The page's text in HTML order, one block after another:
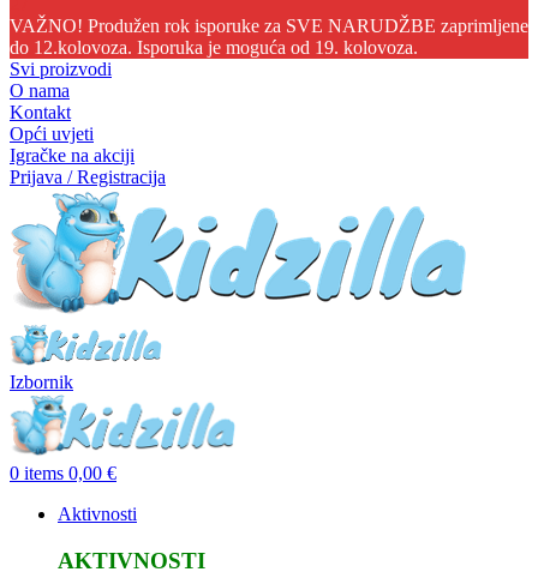
VAŽNO! Produžen rok isporuke za SVE NARUDŽBE zaprimljene
do 12.kolovoza. Isporuka je moguća od 19. kolovoza.
Svi proizvodi
O nama
Kontakt
Opći uvjeti
Igračke na akciji
Prijava / Registracija
Izbornik
0 items 0,00 €
Aktivnosti
AKTIVNOSTI